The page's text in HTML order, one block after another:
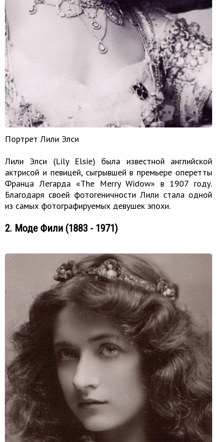
Портрет Лили Элси
Лили Элси (Lily Elsie) была известной английской
актрисой и певицей, сыгрывшей в премьере оперетты
Франца Легарда «The Merry Widow» в 1907 году.
Благодаря своей фотогеничности Лили стала одной
из самых фотографируемых девушек эпохи.
2. Моде Фили (1883 - 1971)